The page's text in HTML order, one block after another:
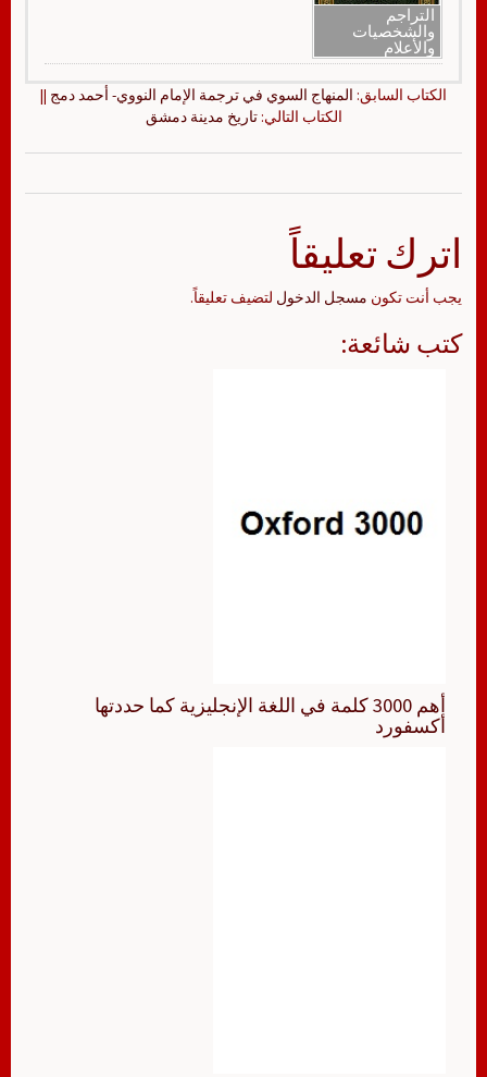
التراجم
والشخصيات
والأعلام
الكتاب السابق: المنهاج السوي في ترجمة الإمام النووي- أحمد دمج ||
الكتاب التالي:تاريخ مدينة دمشق
اترك تعليقاً
يجب أنت تكون مسجل الدخول لتضيف تعليقاً.
كتب شائعة:
أهم 3000 كلمة في اللغة الإنجليزية كما حددتها
أكسفورد